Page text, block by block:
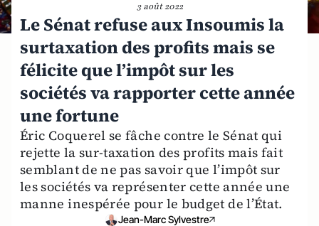
3 août 2022
Le Sénat refuse aux Insoumis la
surtaxation des profits mais se
félicite que l’impôt sur les
sociétés va rapporter cette année
une fortune
Éric Coquerel se fâche contre le Sénat qui
rejette la sur-taxation des profits mais fait
semblant de ne pas savoir que l’impôt sur
les sociétés va représenter cette année une
manne inespérée pour le budget de l’État.
Jean-Marc Sylvestre